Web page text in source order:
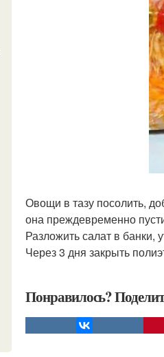
Овощи в тазу посолить,
она преждевременно
Разложить салат в банки,
Через 3 дня закрыть
Понравилось?